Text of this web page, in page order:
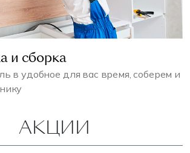
и сборка
в удобное для вас время, соберем и
АКЦИИ